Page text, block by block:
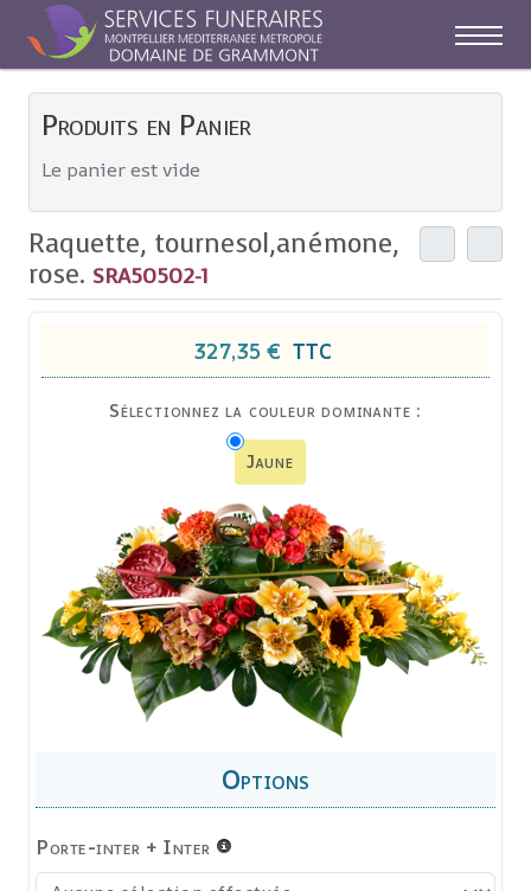
Off-
Raquette, tournesol,anémone,
rose. SRA50502-1
327,35 € TTC
Sélectionnez la couleur dominante :
Jaune
Porte-inter + Inter
Produits en Panier
Le panier est vide